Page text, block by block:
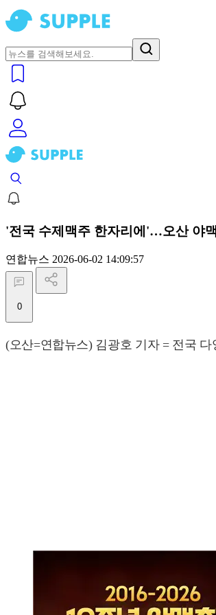
'전국 수제맥주 한자리에'…오산 야
연합뉴스 2026-06-02 14:09:57
0
(오산=연합뉴스) 김광호 기자 = 전국